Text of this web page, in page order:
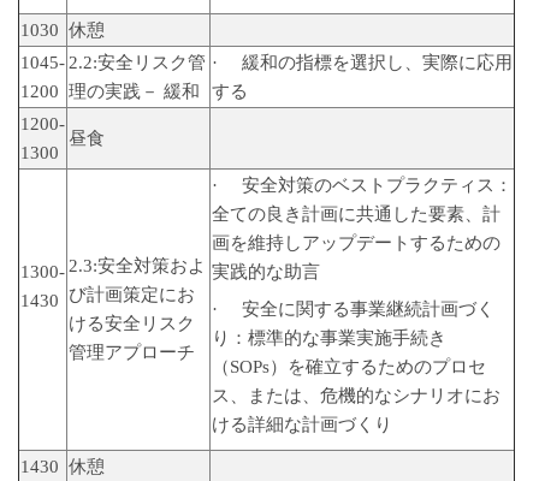
1030 休憩
1045-
1200
2.2:安全リスク管
理の実践－ 緩和
· 緩和の指標を選択し、実際に応用
する
1200-
1300
昼食
1300-
1430
2.3:安全対策およ
び計画策定にお
ける安全リスク
管理アプローチ
· 安全対策のベストプラクティス：
全ての良き計画に共通した要素、計
画を維持しアップデートするための
実践的な助言
· 安全に関する事業継続計画づく
り：標準的な事業実施手続き
（SOPs）を確立するためのプロセ
ス、または、危機的なシナリオにお
ける詳細な計画づくり
1430 休憩